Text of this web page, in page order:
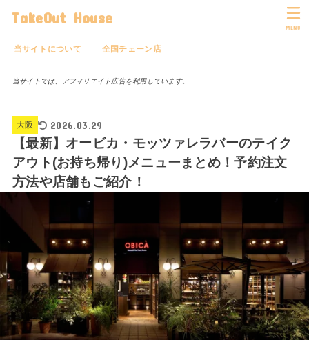
TakeOut House
当サイトについて 全国チェーン店
MENU
当サイトでは、アフィリエイト広告を利用しています。
大阪 2026.03.29
【最新】オービカ・モッツァレラバーのテイク
アウト(お持ち帰り)メニューまとめ！予約注文
方法や店舗もご紹介！